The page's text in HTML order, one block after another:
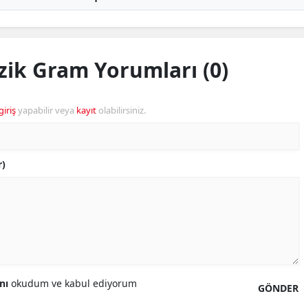
Gram Yorumları (0)
yapabilir veya kayıt olabilirsiniz.
GÖNDER
okudum ve kabul ediyorum